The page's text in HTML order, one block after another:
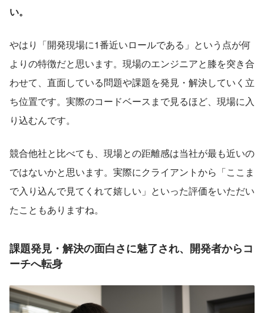
い。
やはり「開発現場に1番近いロールである」という点が何
よりの特徴だと思います。現場のエンジニアと膝を突き合
わせて、直面している問題や課題を発見・解決していく立
ち位置です。実際のコードベースまで見るほど、現場に入
り込むんです。
競合他社と比べても、現場との距離感は当社が最も近いの
ではないかと思います。実際にクライアントから「ここま
で入り込んで見てくれて嬉しい」といった評価をいただい
たこともありますね。
課題発見・解決の面白さに魅了され、開発者からコ
ーチへ転身